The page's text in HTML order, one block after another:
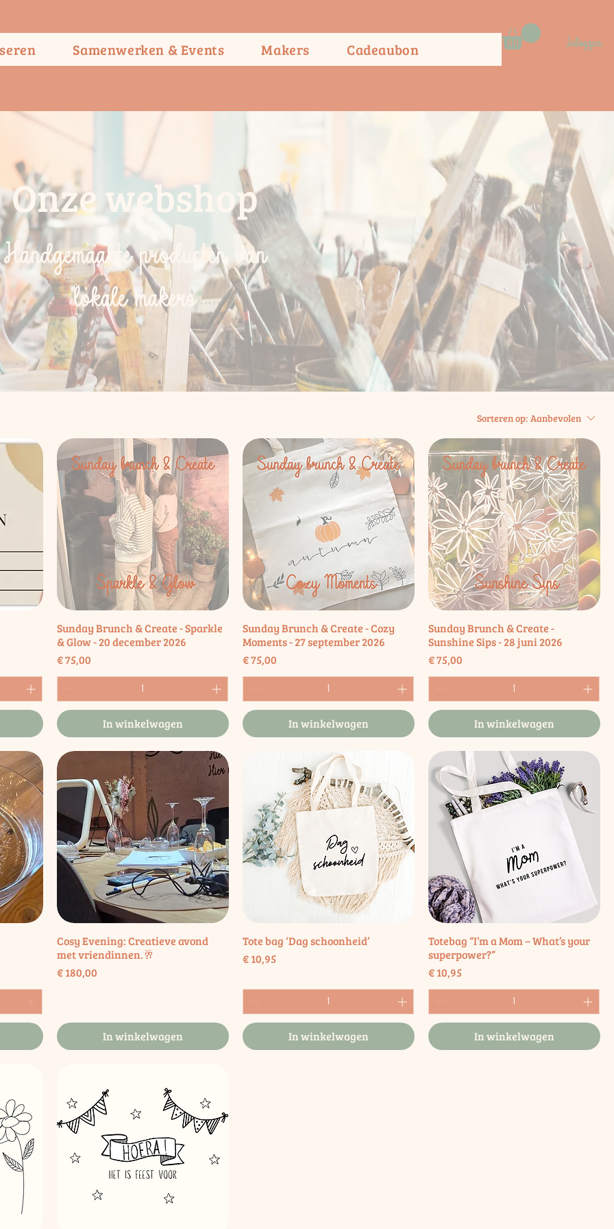
Samenwerken & Events Makers Cadeaubon Inloggen
Onze webshop
Handgemaakte producten van
lokale makers
Sorteren op: Aanbevolen
Sunday Brunch & Create - Sparkle
& Glow - 20 december 2026
Prijs
€ 75,00
In winkelwagen
Sunday Brunch & Create - Cozy
Moments - 27 september 2026
Prijs
€ 75,00
In winkelwagen
Sunday Brunch & Create -
Sunshine Sips - 28 juni 2026
Prijs
€ 75,00
In winkelwagen
Cosy Evening: Creatieve avond
met vriendinnen.🥂
Prijs
€ 180,00
In winkelwagen
Tote bag ‘Dag schoonheid’
Prijs
€ 10,95
In winkelwagen
Totebag “I’m a Mom – What’s your
superpower?”
Prijs
€ 10,95
In winkelwagen